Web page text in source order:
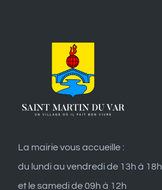
La mairie vous accueille :
du lundi au vendredi de 13h à 18h
et le samedi de 09h à 12h